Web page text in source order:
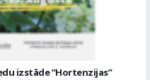
izstāde “Hortenzijas”